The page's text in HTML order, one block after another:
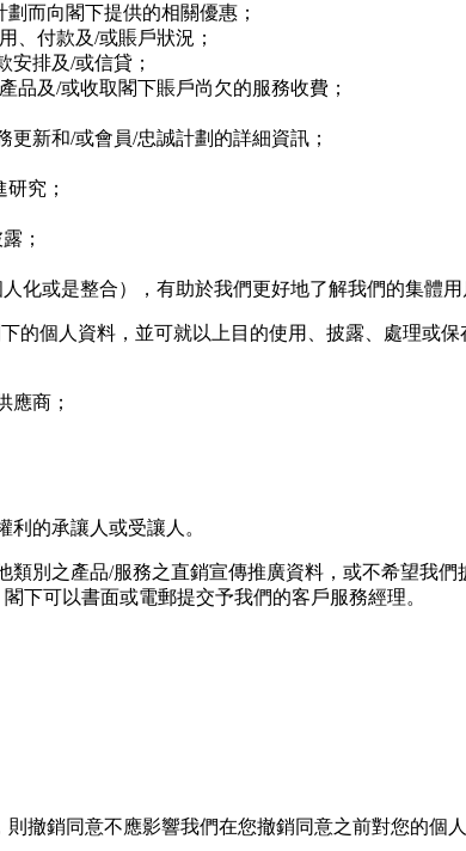
⽽向閣下提供的相關優惠；
、付款及/或賬⼾狀況；
安排及/或信貸；
品及/或收取閣下賬⼾尚⽋的服務收費；
新和/或會員/忠誠計劃的詳細資訊；
究；
；
化或是整合），有助於我們更好地了解我們的集體
的個⼈資料，並可就以上⽬的使⽤、披露、處理或保
應商；
的承讓⼈或受讓⼈。
別之產品/服務之直銷宣傳推廣資料，或不希望我
下可以書⾯或電郵提交予我們的客⼾服務經理。
撤銷同意不應影響我們在您撤銷同意之前對您的個